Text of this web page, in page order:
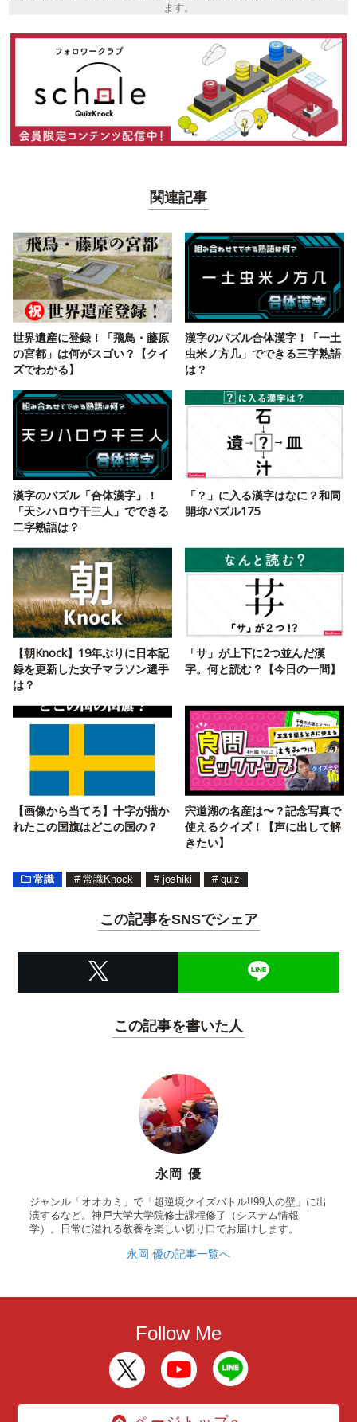
ます。
関連記事
世界遺産に登録！「飛鳥・藤原
の宮都」は何がスゴい？【クイ
ズでわかる】
漢字のパズル合体漢字！「一土
虫米ノ方几」でできる三字熟語
は？
漢字のパズル「合体漢字」！
「天シハロウ干三人」でできる
二字熟語は？
「？」に入る漢字はなに？和同
開珎パズル175
【朝Knock】19年ぶりに日本記
録を更新した女子マラソン選手
は？
「サ」が上下に2つ並んだ漢
字。何と読む？【今日の一問】
【画像から当てろ】十字が描か
れたこの国旗はどこの国の？
宍道湖の名産は〜？記念写真で
使えるクイズ！【声に出して解
きたい】
常識 # 常識Knock # joshiki # quiz
この記事をSNSでシェア
この記事を書いた人
永岡 優
ジャンル「オオカミ」で「超逆境クイズバトル!!99人の壁」に出
演するなど。神戸大学大学院修士課程修了（システム情報
学）。日常に溢れる教養を楽しい切り口でお届けします。
永岡 優の記事一覧へ
Follow Me